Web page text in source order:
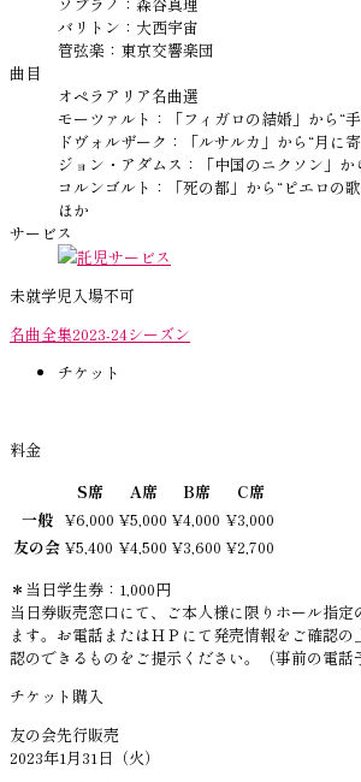
バリトン：大西宇宙
管弦楽：東京交響楽団
曲目
オペラアリア名曲選
モーツァルト：「フィガロの結婚」から“
ドヴォルザーク：「ルサルカ」から“月に
ジョン・アダムス：「中国のニクソン」か
コルンゴルト：「死の都」から“ピエ
ほか
サービス
託児サービス
未就学児入場不可
名曲全集2023-24シーズン
チケット
料金
S席
A席 B席
C席
一般 ¥6,000 ¥5,000 ¥4,000 ¥3,000
友の会 ¥5,400 ¥4,500 ¥3,600 ¥2,700
＊当日学生券：1,000円
当日券販売窓口にて、ご本人様に限りホール指定
ます。お電話またはＨＰにて発売情報をご確認
認のできるものをご提示ください。（事前の電話
チケット購入
友の会先行販売
2023年1月31日（火）